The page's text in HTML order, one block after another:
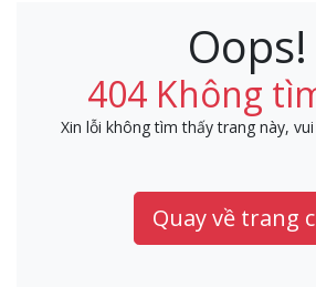
Oops!
404 Không
Xin lỗi không tìm thấy trang này,
Quay về trang